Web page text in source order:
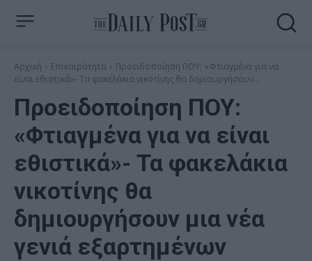
Αρχική Επικαιρότητα
Προειδοποίηση ΠΟΥ: «Φτιαγμένα για να
είναι εθιστικά»- Τα φακελάκια νικοτίνης θα δημιουργήσουν...
Προειδοποίηση ΠΟΥ:
«Φτιαγμένα για να είναι
εθιστικά»- Τα φακελάκια
νικοτίνης θα
δημιουργήσουν μια νέα
γενιά εξαρτημένων